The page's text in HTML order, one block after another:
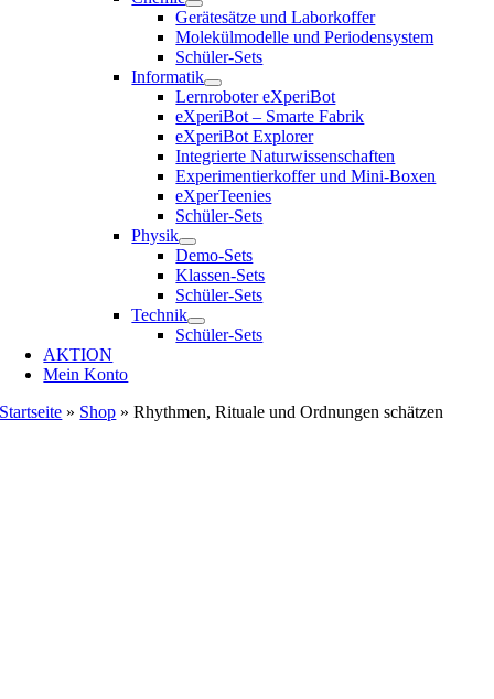
Gerätesätze und Laborkoffer
Molekülmodelle und Periodensystem
Schüler-Sets
Informatik
Lernroboter eXperiBot
eXperiBot – Smarte Fabrik
eXperiBot Explorer
Integrierte Naturwissenschaften
Experimentierkoffer und Mini-Boxen
eXperTeenies
Schüler-Sets
Physik
Demo-Sets
Klassen-Sets
Schüler-Sets
Technik
Schüler-Sets
AKTION
Mein Konto
Startseite » Shop »Rhythmen, Rituale und Ordnungen schätzen